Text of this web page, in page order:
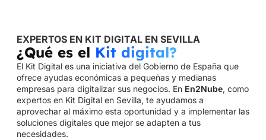
EXPERTOS EN KIT DIGITAL EN SEVILLA
¿Qué es el Kit digital?
El Kit Digital es una iniciativa del Gobierno de España que
ofrece ayudas económicas a pequeñas y medianas
empresas para digitalizar sus negocios. En En2Nube, como
expertos en Kit Digital en Sevilla, te ayudamos a
aprovechar al máximo esta oportunidad y a implementar las
soluciones digitales que mejor se adapten a tus
necesidades.